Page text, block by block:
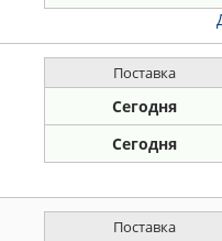
Поставка
Сегодня
Сегодня
Поставка